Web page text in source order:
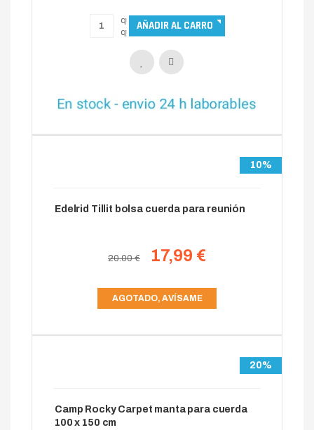
10%
Edelrid Tillit bolsa cuerda para reunión
20.00 € 17,99 €
AGOTADO, AVÍSAME
20%
Camp Rocky Carpet manta para cuerda
100 x 150 cm